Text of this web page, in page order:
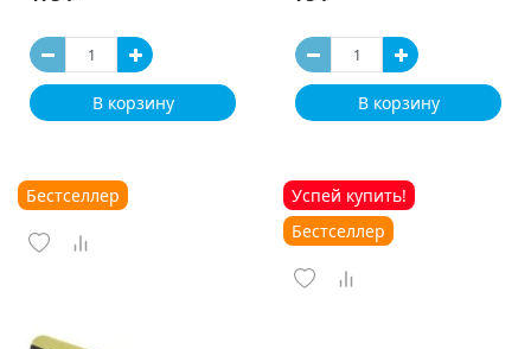
В корзину В корзину
Бестселлер
Успей купить!
Бестселлер